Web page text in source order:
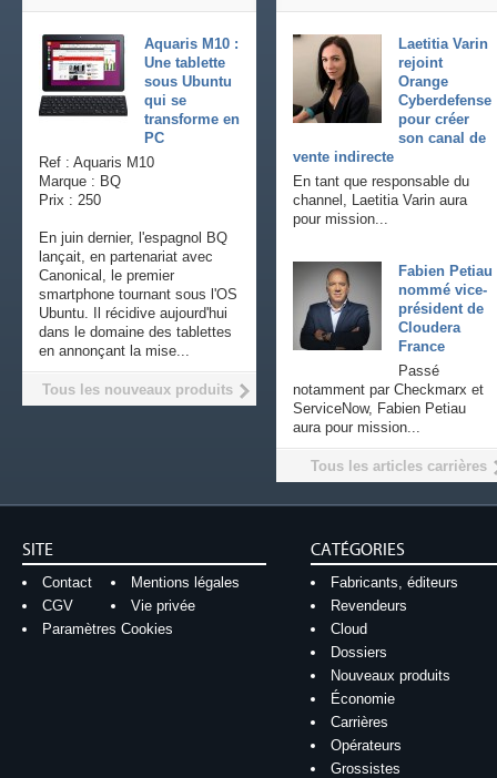
Laetitia Varin
rejoint
Orange
Cyberdefense
pour créer
son canal de
vente indirecte
En tant que responsable du
channel, Laetitia Varin aura
pour mission...
Fabien Petiau
nommé vice-
président de
Cloudera
France
Passé
notamment par Checkmarx et
ServiceNow, Fabien Petiau
aura pour mission...
Tous les articles carrières
Aquaris M10 :
Une tablette
sous Ubuntu
qui se
transforme en
PC
Ref : Aquaris M10
Marque : BQ
Prix : 250
En juin dernier, l'espagnol BQ
lançait, en partenariat avec
Canonical, le premier
smartphone tournant sous l'OS
Ubuntu. Il récidive aujourd'hui
dans le domaine des tablettes
en annonçant la mise...
Tous les nouveaux produits
SITE
Contact
Mentions légales
CGV
Vie privée
Paramètres Cookies
CATÉGORIES
Fabricants, éditeurs
Revendeurs
Cloud
Dossiers
Nouveaux produits
Économie
Carrières
Opérateurs
Grossistes